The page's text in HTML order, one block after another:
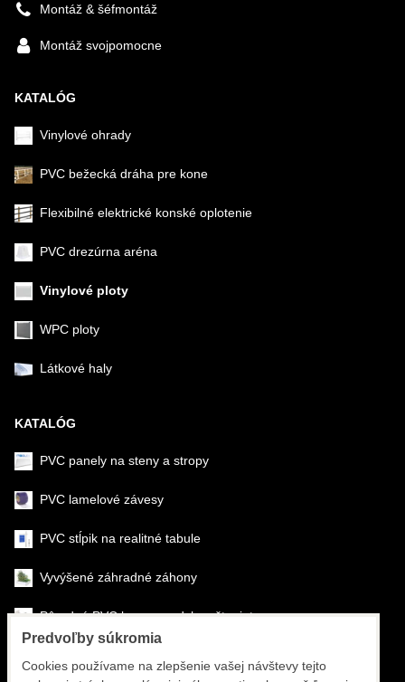
Montáž & šéfmontáž
Montáž svojpomocne
KATALÓG
Vinylové ohrady
PVC bežecká dráha pre kone
Flexibilné elektrické konské oplotenie
PVC drezúrna aréna
Vinylové ploty
WPC ploty
Látkové haly
KATALÓG
PVC panely na steny a stropy
PVC lamelové závesy
PVC stĺpik na realitné tabule
Vyvýšené záhradné záhony
Pôrodné PVC boxy na odchov šteniat
Predvoľby súkromia
Cookies používame na zlepšenie vašej návštevy tejto